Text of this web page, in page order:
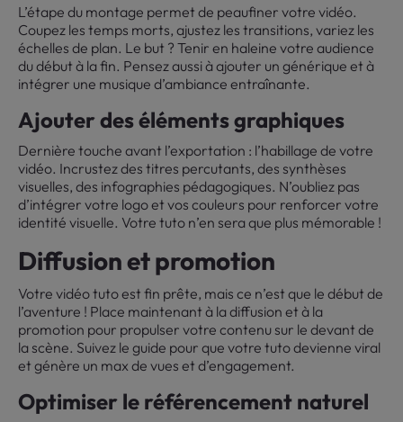
L’étape du montage permet de peaufiner votre vidéo.
Coupez les temps morts, ajustez les transitions, variez les
échelles de plan. Le but ? Tenir en haleine votre audience
du début à la fin. Pensez aussi à ajouter un générique et à
intégrer une musique d’ambiance entraînante.
Ajouter des éléments graphiques
Dernière touche avant l’exportation : l’habillage de votre
vidéo. Incrustez des titres percutants, des synthèses
visuelles, des infographies pédagogiques. N’oubliez pas
d’intégrer votre logo et vos couleurs pour renforcer votre
identité visuelle. Votre tuto n’en sera que plus mémorable !
Diffusion et promotion
Votre vidéo tuto est fin prête, mais ce n’est que le début de
l’aventure ! Place maintenant à la diffusion et à la
promotion pour propulser votre contenu sur le devant de
la scène. Suivez le guide pour que votre tuto devienne viral
et génère un max de vues et d’engagement.
Optimiser le référencement naturel